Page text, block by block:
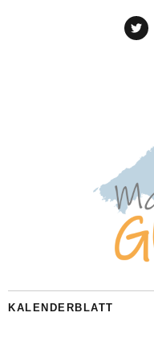
KALENDERBLATT